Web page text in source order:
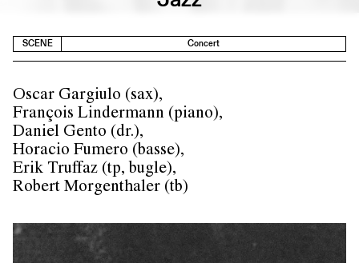
SCENE Concert
Oscar Gargiulo (sax),
François Lindermann (piano),
Daniel Gento (dr.),
Horacio Fumero (basse),
Erik Truffaz (tp, bugle),
Robert Morgenthaler (tb)